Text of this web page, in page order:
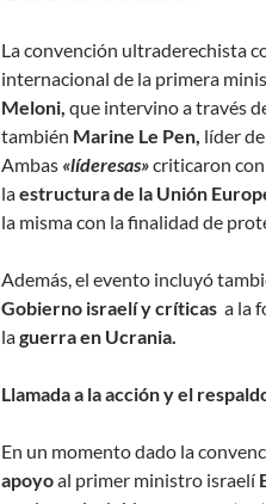
La convención ultraderechista
internacional de la primera
Meloni, que intervino a través
también Marine Le Pen, líder
Ambas «líderesas»criticaron
laestructura de la Unión
la misma con la finalidad de
Además, el evento incluyó
Gobierno israelí y críticas a la
laguerra en Ucrania.
Llamada a la acción y el
En un momento dado la
apoyoal primer ministro israelí